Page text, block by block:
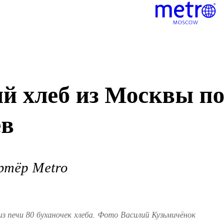
хлеб из Москвы
Metro
печи 80 буханочек хлеба. Фото Василий Кузьмичёнок